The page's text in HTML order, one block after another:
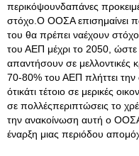
περικόψουνδαπάνες
στόχο.Ο ΟΟΣΑ επισημαίνει
του θα πρέπει ναέχουν
του ΑΕΠ μέχρι το 2050, ώστε
απαντήσουν σε μελλοντικές
70-80% του ΑΕΠ πλήττει την
ότικάτι τέτοιο σε μερικές
σε πολλέςπεριπτώσεις το
την ανακοίνωση αυτή ο
έναρξη μιας περιόδου